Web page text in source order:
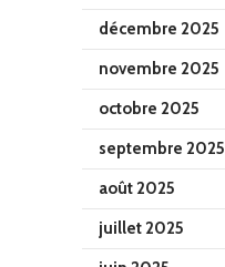
décembre 2025
novembre 2025
octobre 2025
septembre 2025
août 2025
juillet 2025